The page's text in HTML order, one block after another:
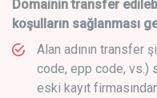
Domainin transfer
koşulların sağlanması
Alan adının transfer
code, epp code, vs.)
eski kayıt